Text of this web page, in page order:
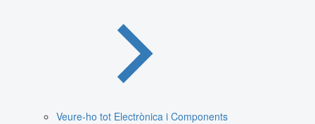
Veure-ho tot Electrònica i Components